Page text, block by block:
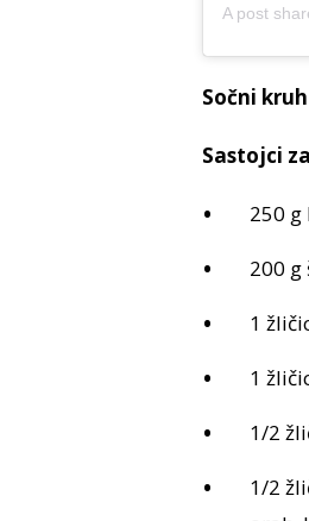
Sočni
Sastojci
250 g
200 g
1
1
1/2
1/2